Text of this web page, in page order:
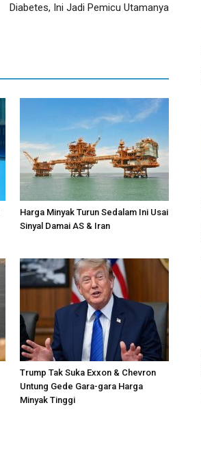
Diabetes, Ini Jadi Pemicu Utamanya
Harga Minyak Turun Sedalam Ini Usai
Sinyal Damai AS & Iran
Trump Tak Suka Exxon & Chevron
Untung Gede Gara-gara Harga
Minyak Tinggi